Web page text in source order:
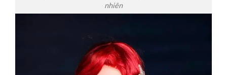
nhiên